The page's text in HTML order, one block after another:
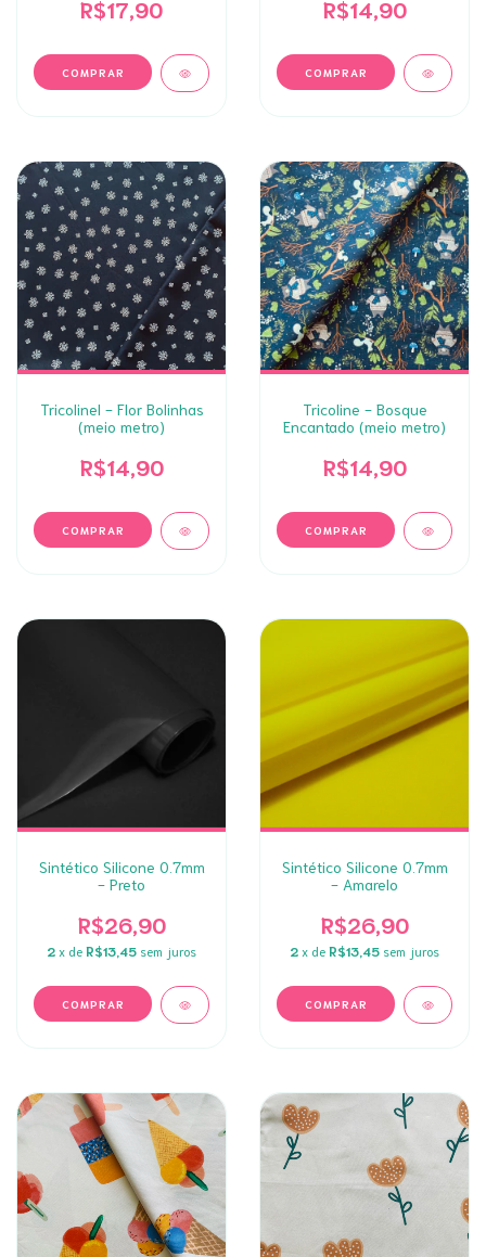
R$17,90 R$14,90
Tricolinel - Flor Bolinhas
(meio metro)
R$14,90
Tricoline - Bosque
Encantado (meio metro)
R$14,90
Sintético Silicone 0.7mm
- Preto
R$26,90
2 x de R$13,45 sem juros
Sintético Silicone 0.7mm
- Amarelo
R$26,90
2 x de R$13,45 sem juros